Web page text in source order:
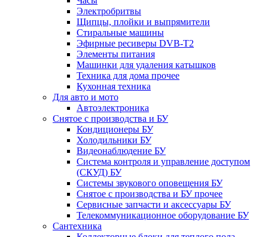
Электробритвы
Щипцы, плойки и выпрямители
Стиральные машины
Эфирные ресиверы DVB-T2
Элементы питания
Машинки для удаления катышков
Техника для дома прочее
Кухонная техника
Для авто и мото
Автоэлектроника
Снятое с производства и БУ
Кондиционеры БУ
Холодильники БУ
Видеонаблюдение БУ
Система контроля и управление доступом
(СКУД) БУ
Системы звукового оповещения БУ
Снятое с производства и БУ прочее
Сервисные запчасти и аксессуары БУ
Телекоммуникационное оборудование БУ
Сантехника